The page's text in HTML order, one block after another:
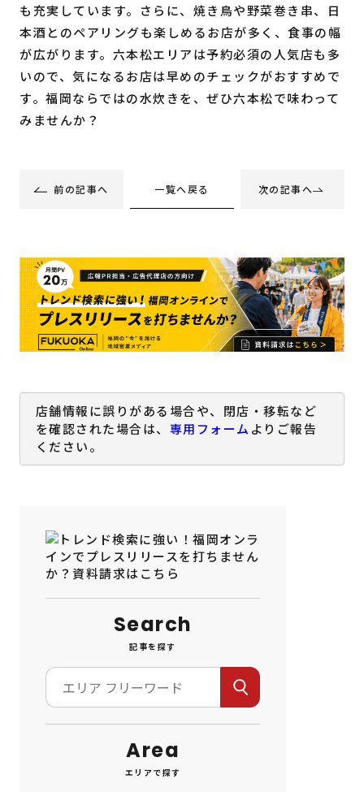
も充実しています。さらに、焼き鳥や野菜巻き串、日
本酒とのペアリングも楽しめるお店が多く、食事の幅
が広がります。六本松エリアは予約必須の人気店も多
いので、気になるお店は早めのチェックがおすすめで
す。福岡ならではの水炊きを、ぜひ六本松で味わって
みませんか？
前の記事へ 一覧へ戻る 次の記事へ
店舗情報に誤りがある場合や、閉店・移転など
を確認された場合は、 専用フォーム よりご報告
ください。
Search
記事を探す
Area
エリアで探す